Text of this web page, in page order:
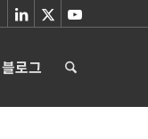
블로그